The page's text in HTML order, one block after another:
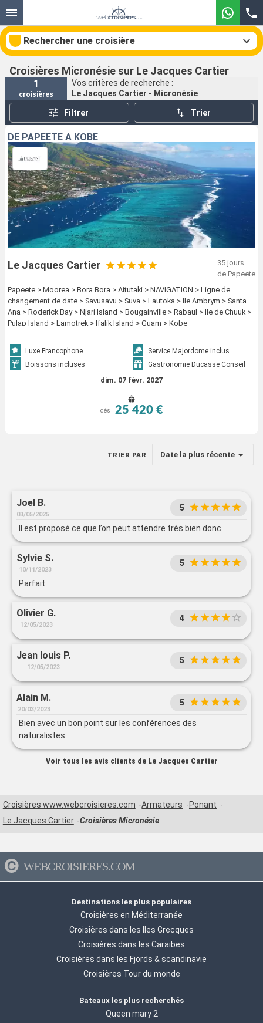
Rechercher une croisière
Nos destinations
Mois de départ
Ports Compagnies
Rechercher
Croisières Micronésie sur Le Jacques Cartier
1
croisières
Vos critères de recherche :
Le Jacques Cartier - Micronésie
Filtrer Trier
DE PAPEETE À KOBÉ
Le Jacques Cartier
35 jours
de Papeete
Papeete > Moorea > Bora Bora > Aitutaki > NAVIGATION > Ligne de
changement de date > Savusavu > Suva > Lautoka > Ile Ambrym > Santa
Ana > Roderick Bay > Njari Island > Bougainville > Rabaul > Ile de Chuuk >
Pulap Island > Lamotrek > Ifalik Island > Guam > Kobe
Luxe Francophone
Service Majordome inclus
Boissons incluses
Gastronomie Ducasse Conseil
dim. 07 févr. 2027
dès 25 420 €
TRIER PAR Date la plus récente
Joel B.
03/05/2025
5
Il est proposé ce que l’on peut attendre très bien donc
Sylvie S.
10/11/2023
5
Parfait
Olivier G.
12/05/2023
4
Jean louis P.
12/05/2023
5
Alain M.
20/03/2023
5
Bien avec un bon point sur les conférences des
naturalistes
Voir tous les avis clients de Le Jacques Cartier
Croisières www.webcroisieres.com Armateurs
Ponant
Le Jacques Cartier
Croisières Micronésie
WEBCROISIERES.COM
Destinations les plus populaires
Croisières en Méditerranée
Croisières dans les Iles Grecques
Croisières dans les Caraibes
Croisières dans les Fjords & scandinavie
Croisières Tour du monde
Bateaux les plus recherchés
Queen mary 2